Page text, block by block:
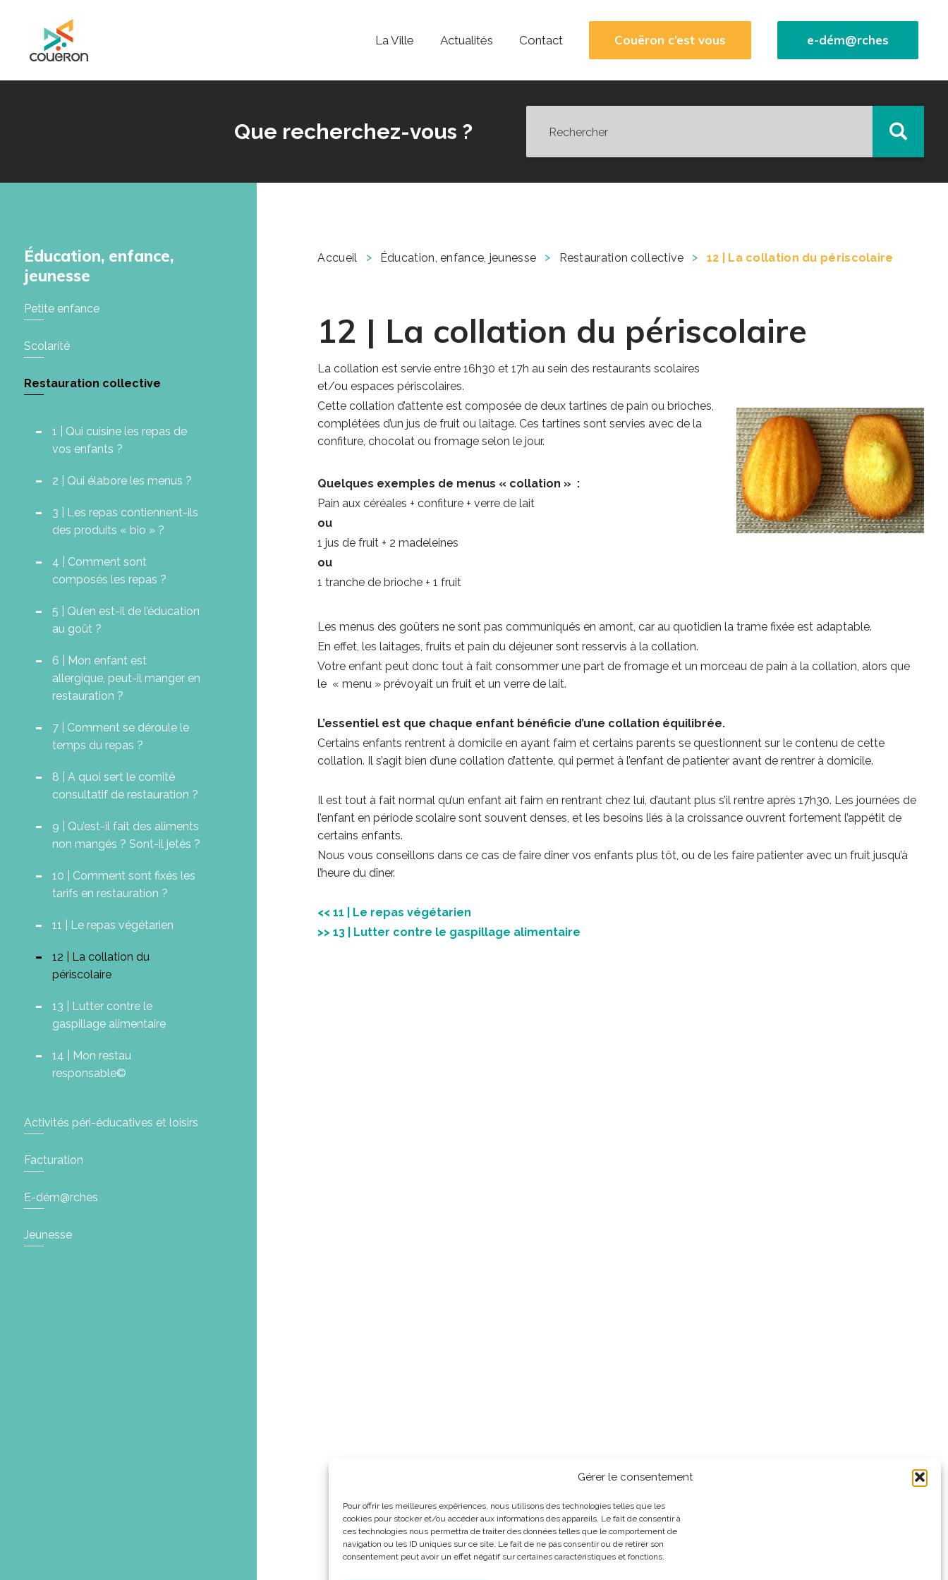
Gérer le consentement
Pour offrir les meilleures expériences, nous utilisons des technologies telles que les
cookies pour stocker et/ou accéder aux informations des appareils. Le fait de consentir à
ces technologies nous permettra de traiter des données telles que le comportement de
navigation ou les ID uniques sur ce site. Le fait de ne pas consentir ou de retirer son
consentement peut avoir un effet négatif sur certaines caractéristiques et fonctions.
La Ville Actualités Contact Couëron c’est vous e-dém@rches
Que recherchez-vous ?
Éducation, enfance,
jeunesse
Petite enfance
Scolarité
Restauration collective
1 | Qui cuisine les repas de
vos enfants ?
2 | Qui élabore les menus ?
3 | Les repas contiennent-ils
des produits « bio » ?
4 | Comment sont
composés les repas ?
5 | Qu’en est-il de l’éducation
au goût ?
6 | Mon enfant est
allergique, peut-il manger en
restauration ?
7 | Comment se déroule le
temps du repas ?
8 | A quoi sert le comité
consultatif de restauration ?
9 | Qu’est-il fait des aliments
non mangés ? Sont-il jetés ?
10 | Comment sont fixés les
tarifs en restauration ?
11 | Le repas végétarien
12 | La collation du
périscolaire
13 | Lutter contre le
gaspillage alimentaire
14 | Mon restau
responsable©
Activités péri-éducatives et loisirs
Facturation
E-dém@rches
Jeunesse
Accueil > Éducation, enfance, jeunesse > Restauration collective > 12 | La collation du périscolaire
12 | La collation du périscolaire
La collation est servie entre 16h30 et 17h au sein des restaurants scolaires
et/ou espaces périscolaires.
Cette collation d’attente est composée de deux tartines de pain ou brioches,
complétées d’un jus de fruit ou laitage. Ces tartines sont servies avec de la
confiture, chocolat ou fromage selon le jour.
Quelques exemples de menus « collation » :
Pain aux céréales + confiture + verre de lait
ou
1 jus de fruit + 2 madeleines
ou
1 tranche de brioche + 1 fruit
Les menus des goûters ne sont pas communiqués en amont, car au quotidien la trame fixée est adaptable.
En effet, les laitages, fruits et pain du déjeuner sont resservis à la collation.
Votre enfant peut donc tout à fait consommer une part de fromage et un morceau de pain à la collation, alors que
le « menu » prévoyait un fruit et un verre de lait.
L’essentiel est que chaque enfant bénéficie d’une collation équilibrée.
Certains enfants rentrent à domicile en ayant faim et certains parents se questionnent sur le contenu de cette
collation. Il s’agit bien d’une collation d’attente, qui permet à l’enfant de patienter avant de rentrer à domicile.
Il est tout à fait normal qu’un enfant ait faim en rentrant chez lui, d’autant plus s’il rentre après 17h30. Les journées de
l’enfant en période scolaire sont souvent denses, et les besoins liés à la croissance ouvrent fortement l’appétit de
certains enfants.
Nous vous conseillons dans ce cas de faire dîner vos enfants plus tôt, ou de les faire patienter avec un fruit jusqu’à
l’heure du dîner.
<< 11 | Le repas végétarien
>> 13 | Lutter contre le gaspillage alimentaire